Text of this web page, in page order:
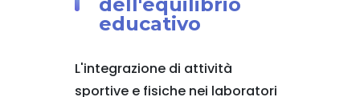
educativo
L'integrazione di attività
sportive e fisiche nei laboratori